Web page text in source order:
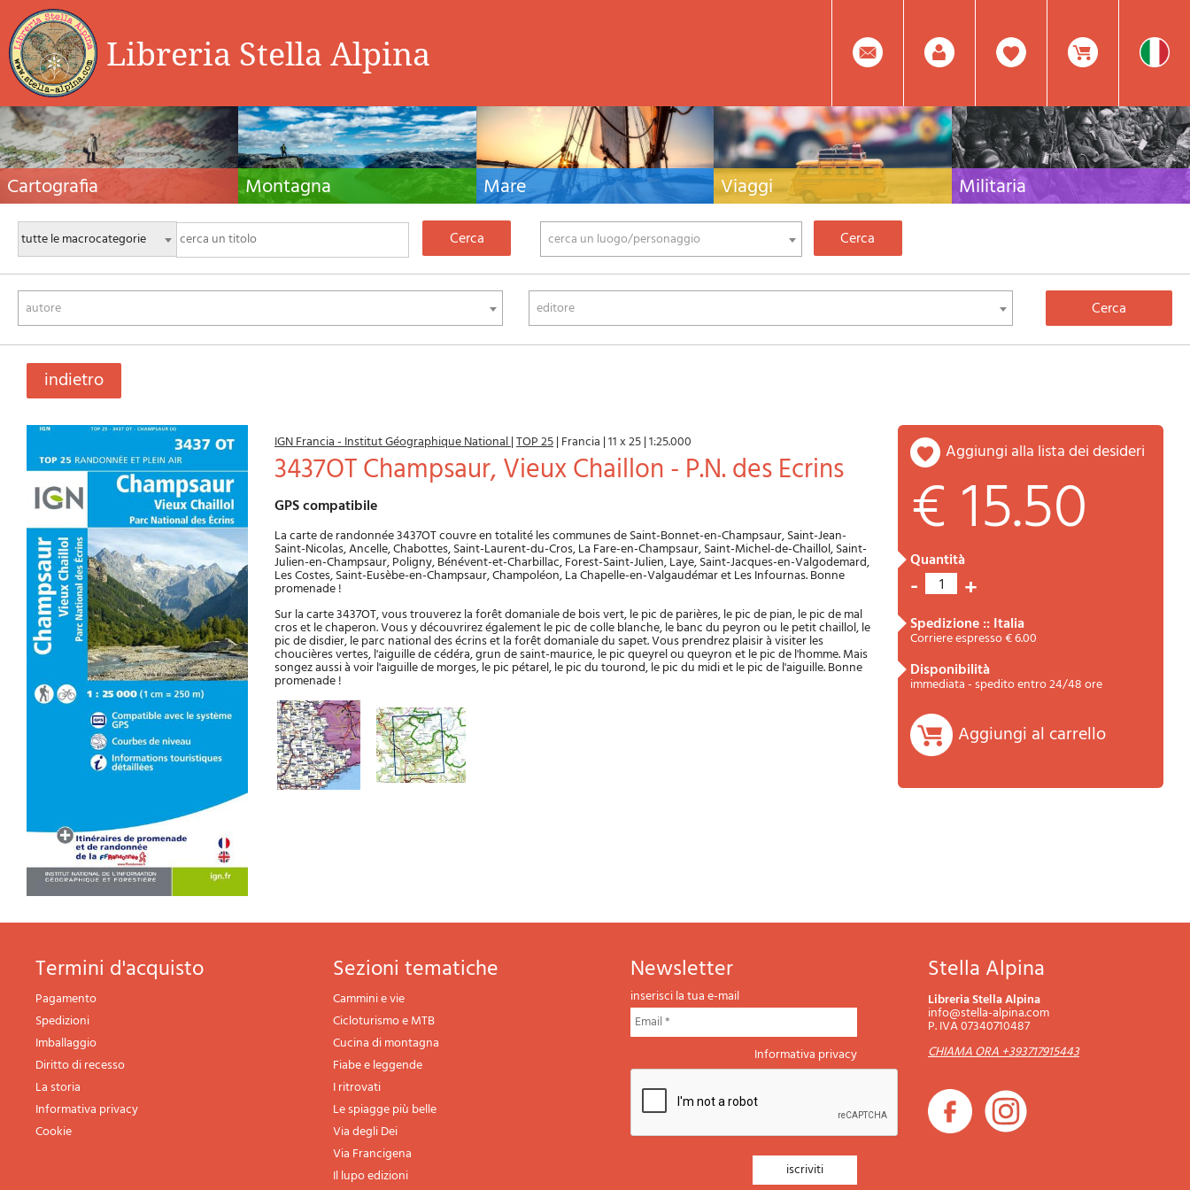
Libreria Stella Alpina 0
Prodotto(i) Attualmente
Nel
Facebook
Registrati
Cartografia
Carte escursionistiche, carte stradali e atlanti,
cartografia d'Italia e di tutto il mondo. Carte dei
sentieri, cartografia per il cicloturismo e
mountain bike
Montagna
Guide alpinistiche, guide escursionistiche,
manuali tecnici per l'alpinismo estivo ed
invernale. Letteratura e filmografia di montagna
Mare
Manuali nautici, cartografia nautica, libri e
letteratura per la barca a vela e motore
Viaggi
Guide turistiche per viaggi e letteratura di
viaggio per l'Italia, l'Europa e tutto il Mondo
Militaria
Raccolta delle migliori pubblicazioni (libri e dvd)
cerca un luogo/personaggio
autore editore
indietro
IGN Francia - Institut Géographique National|TOP 25| Francia |11 x 25|1:25.000
3437OT Champsaur, Vieux Chaillon - P.N. des Ecrins
GPS compatibile
La carte de randonnée 3437OT couvre en totalité les communes de Saint-Bonnet-en-Champsaur, Saint-Jean-
Saint-Nicolas, Ancelle, Chabottes, Saint-Laurent-du-Cros, La Fare-en-Champsaur, Saint-Michel-de-Chaillol, Saint-
Julien-en-Champsaur, Poligny, Bénévent-et-Charbillac, Forest-Saint-Julien, Laye, Saint-Jacques-en-Valgodemard,
Les Costes, Saint-Eusèbe-en-Champsaur, Champoléon, La Chapelle-en-Valgaudémar et Les Infournas. Bonne
promenade !
Sur la carte 3437OT, vous trouverez la forêt domaniale de bois vert, le pic de parières, le pic de pian, le pic de mal
cros et le chaperon. Vous y découvrirez également le pic de colle blanche, le banc du peyron ou le petit chaillol, le
pic de disdier, le parc national des écrins et la forêt domaniale du sapet. Vous prendrez plaisir à visiter les
choucières vertes, l'aiguille de cédéra, grun de saint-maurice, le pic queyrel ou queyron et le pic de l'homme. Mais
songez aussi à voir l'aiguille de morges, le pic pétarel, le pic du tourond, le pic du midi et le pic de l'aiguille. Bonne
promenade !
aggiungi alla lista dei desideri
€ 15.50
quantità
- 1 +
spedizione :: Italia
Corriere espresso € 6.00
disponibilità
immediata - spedito entro 24/48 ore
Aggiungi al carrello
termini d'acquisto
Pagamento
Spedizioni
Imballaggio
Diritto di recesso
La storia
Informativa privacy
Cookie
sezioni tematiche
Cammini e vie
Cicloturismo e MTB
Cucina di montagna
Fiabe e leggende
I ritrovati
Le spiagge più belle
Via degli Dei
Via Francigena
Il lupo edizioni
newsletter
inserisci la tua e-mail
Informativa privacy
Stella Alpina
Libreria Stella Alpina
info@stella-alpina.com
P. IVA 07340710487
CHIAMA ORA +393717915443